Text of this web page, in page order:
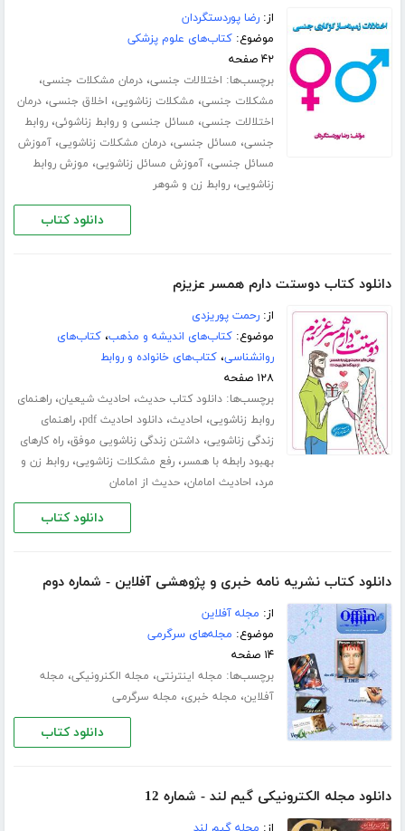
از:رضا پوردستگردان
موضوع:کتاب‌های علوم پزشکی
۴۲ صفحه
برچسب‌ها: اختلالات جنسی،درمان مشکلات جنسی،
مشکلات جنسی، مشکلات زناشویی، اخلاق جنسی،درمان
اختلالات جنسی، مسائل جنسی و روابط زناشوئی،روابط
جنسی، مسائل جنسی،درمان مشکلات زناشویی،آموزش
مسائل جنسی،آموزش مسائل زناشویی، موزش روابط
زناشویی،روابط زن و شوهر
دانلود کتاب
دانلود کتاب دوستت دارم همسر عزیزم
از:رحمت پوریزدی
موضوع:کتاب‌های اندیشه و مذهب،کتاب‌های
روانشناسی،کتاب‌های خانواده و روابط
۱۲۸ صفحه
برچسب‌ها:دانلود کتاب حدیث، احادیث شیعیان،راهنمای
روابط زناشویی، احادیث،دانلود احادیث pdf ،راهنمای
زندگی زناشویی،داشتن زندگی زناشویی موفق،راه کارهای
بهبود رابطه با همسر،رفع مشکلات زناشویی،روابط زن و
مرد، احادیث امامان،حدیث از امامان
دانلود کتاب
دانلود کتاب نشریه نامه خبری و پژوهشی آفلاین - شماره دوم
از: مجله آفلاین
موضوع: مجله‌های سرگرمی
۱۴ صفحه
برچسب‌ها: مجله اینترنتی، مجله الکنرونیکی، مجله
آفلاین، مجله خبری، مجله سرگرمی
دانلود کتاب
دانلود مجله الکترونیکی گیم لند - شماره 12